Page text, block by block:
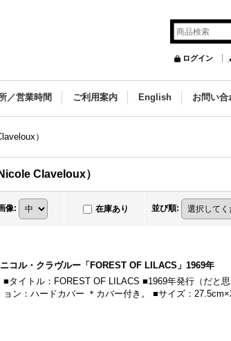
ログイン
／営業時間 ご利用案内 English お問い合
）
Claveloux）
像: 在庫あり 並び順:
ニコル・クラヴルー「FOREST OF LILACS」1969年
■タイトル：FOREST OF LILACS ■1969年発行（だと
ョン：ハードカバー ＊カバー付き。 ■サイズ：